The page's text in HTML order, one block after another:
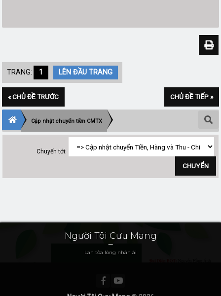
TRANG: 1 LÊN ĐẦU TRANG
« CHỦ ĐỀ TRƯỚC CHỦ ĐỀ TIẾP »
Cập nhật chuyển tiền CMTX
Chuyển tới:
Người Tôi Cưu Mang
Lan tỏa lòng nhân ái